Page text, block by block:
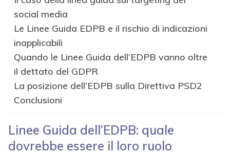
social media
Le Linee Guida EDPB e il rischio di indicazioni
inapplicabili
Quando le Linee Guida dell’EDPB vanno oltre
il dettato del GDPR
La posizione dell’EDPB sulla Direttiva PSD2
Conclusioni
Linee Guida dell’EDPB: quale
dovrebbe essere il loro ruolo